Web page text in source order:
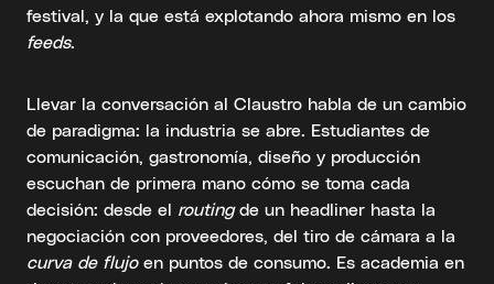
festival, y la que está explotando ahora mismo en los
feeds.
Llevar la conversación al Claustro habla de un cambio
de paradigma: la industria se abre. Estudiantes de
comunicación, gastronomía, diseño y producción
escuchan de primera mano cómo se toma cada
decisión: desde el routingde un headliner hasta la
negociación con proveedores, del tiro de cámara a la
curva de flujoen puntos de consumo. Es academia en